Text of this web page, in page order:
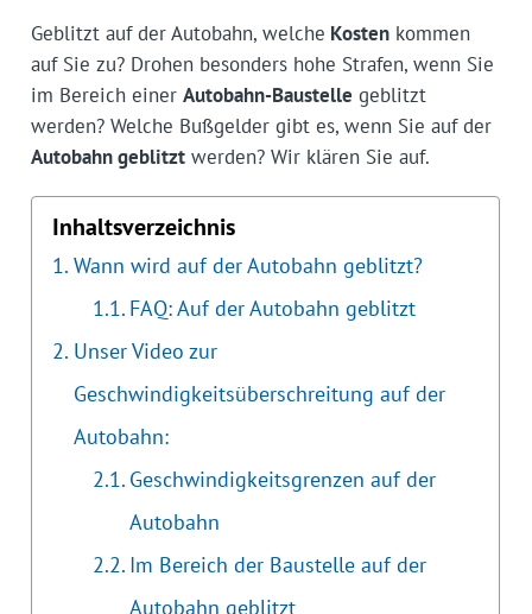
Geblitzt auf der Autobahn, welche Kostenkommen
auf Sie zu? Drohen besonders hohe Strafen, wenn Sie
im Bereich einer Autobahn-Baustelle geblitzt
werden? Welche Bußgelder gibt es, wenn Sie auf der
Autobahn geblitztwerden? Wir klären Sie auf.
Inhaltsverzeichnis
Wann wird auf der Autobahn geblitzt?
FAQ: Auf der Autobahn geblitzt
Unser Video zur
Geschwindigkeitsüberschreitung auf der
Autobahn:
Geschwindigkeitsgrenzen auf der
Autobahn
Im Bereich der Baustelle auf der
Autobahn geblitzt